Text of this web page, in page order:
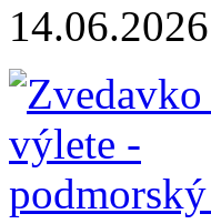
14.06.2026